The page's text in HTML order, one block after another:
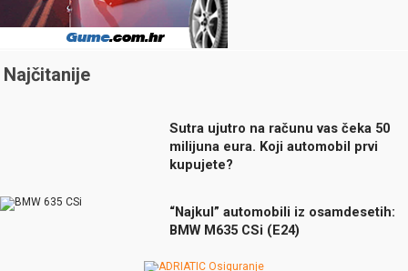
Najčitanije
Sutra ujutro na računu vas čeka 50
milijuna eura. Koji automobil prvi
kupujete?
“Najkul” automobili iz osamdesetih:
BMW M635 CSi (E24)